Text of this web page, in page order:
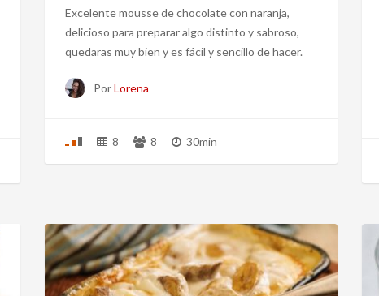
Excelente mousse de chocolate con naranja,
delicioso para preparar algo distinto y sabroso,
quedaras muy bien y es fácil y sencillo de hacer.
PorLorena
8 8 30min